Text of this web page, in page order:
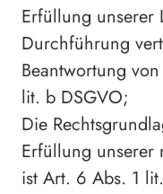
Erfüllung unserer
Durchführung
Beantwortung
lit. b DSGVO;
Die
Erfüllung unserer
ist Art. 6 Abs. 1